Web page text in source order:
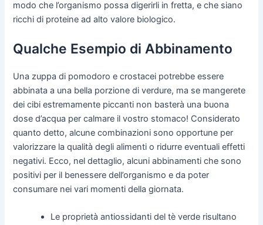
modo che l’organismo possa digerirli in fretta, e che siano
ricchi di proteine ad alto valore biologico.
Qualche Esempio di Abbinamento
Una zuppa di pomodoro e crostacei potrebbe essere
abbinata a una bella porzione di verdure, ma se mangerete
dei cibi estremamente piccanti non basterà una buona
dose d’acqua per calmare il vostro stomaco! Considerato
quanto detto, alcune combinazioni sono opportune per
valorizzare la qualità degli alimenti o ridurre eventuali effetti
negativi. Ecco, nel dettaglio, alcuni abbinamenti che sono
positivi per il benessere dell’organismo e da poter
consumare nei vari momenti della giornata.
Le proprietà antiossidanti del tè verde risultano